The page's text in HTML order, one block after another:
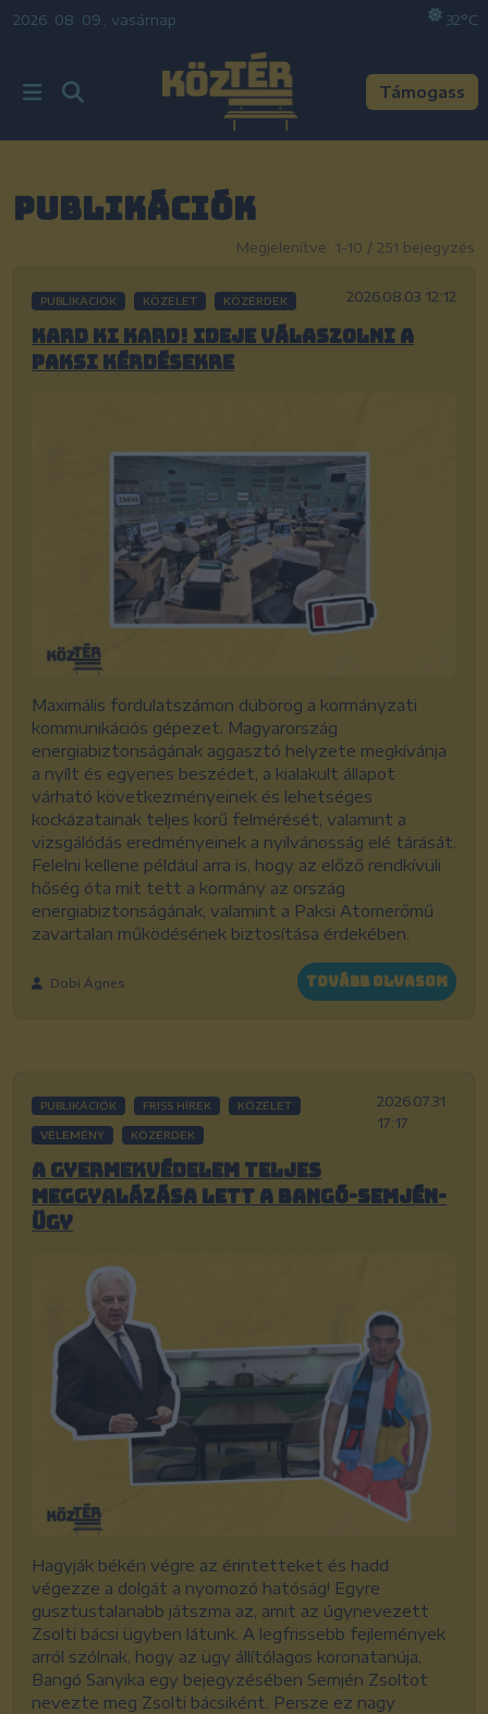
2026. 08. 09., vasárnap 32°C
Támogass
Publikációk
Megjelenítve: 1-10 / 251 bejegyzés
PUBLIKÁCIÓK KÖZÉLET KÖZÉRDEK 2026.08.03 12:12
Kard ki kard! Ideje válaszolni a
paksi kérdésekre
Maximális fordulatszámon dübörög a kormányzati
kommunikációs gépezet. Magyarország
energiabiztonságának aggasztó helyzete megkívánja
a nyílt és egyenes beszédet, a kialakult állapot
várható következményeinek és lehetséges
kockázatainak teljes körű felmérését, valamint a
vizsgálódás eredményeinek a nyilvánosság elé tárását.
Felelni kellene például arra is, hogy az előző rendkívüli
hőség óta mit tett a kormány az ország
energiabiztonságának, valamint a Paksi Atomerőmű
zavartalan működésének biztosítása érdekében.
Dobi Ágnes Tovább olvasom
PUBLIKÁCIÓK FRISS HÍREK KÖZÉLET
VÉLEMÉNY KÖZÉRDEK
2026.07.31
17:17
A gyermekvédelem teljes
meggyalázása lett a Bangó-Semjén-
ügy
Hagyják békén végre az érintetteket és hadd
végezze a dolgát a nyomozó hatóság! Egyre
gusztustalanabb játszma az, amit az úgynevezett
Zsolti bácsi ügyben látunk. A legfrissebb fejlemények
arról szólnak, hogy az ügy állítólagos koronatanúja,
Bangó Sanyika egy bejegyzésében Semjén Zsoltot
nevezte meg Zsolti bácsiként. Persze ez nagy